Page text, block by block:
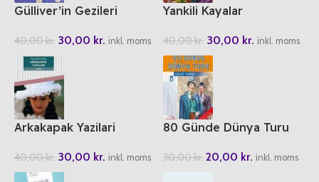
Gülliver’in Gezileri
40,00kr. 30,00 kr. inkl. moms
Yankili Kayalar
40,00kr. 30,00 kr. inkl. moms
Arkakapak Yazilari
40,00kr. 30,00 kr. inkl. moms
80 Günde Dünya Turu
30,00kr. 20,00 kr. inkl. moms